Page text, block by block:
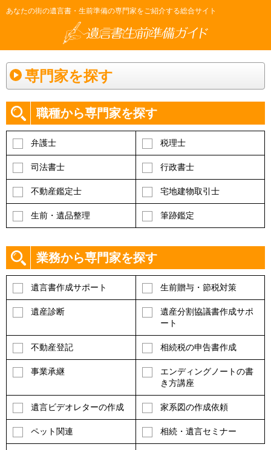
あなたの街の遺言書・生前準備の専門家をご紹介する総合サイト
専門家を探す
職種から専門家を探す
弁護士 税理士
司法書士 行政書士
不動産鑑定士 宅地建物取引士
生前・遺品整理 筆跡鑑定
業務から専門家を探す
遺言書作成サポート 生前贈与・節税対策
遺産診断
遺産分割協議書作成サポ
ート
不動産登記 相続税の申告書作成
事業承継
エンディングノートの書
き方講座
遺言ビデオレターの作成 家系図の作成依頼
ペット関連 相続・遺言セミナー